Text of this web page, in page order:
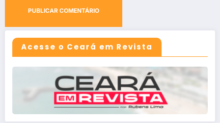
Acesse o Ceará em Revista